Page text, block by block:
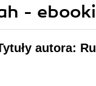
- ebooki
autora: